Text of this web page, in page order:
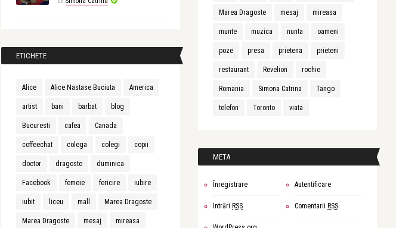
ETICHETE
Alice Alice Nastase Buciuta America
artist bani barbat blog
Bucuresti cafea Canada
coffeechat colega colegi copii
doctor dragoste duminica
Facebook femeie fericire iubire
iubit liceu mall Marea Dragoste
Marea Dragoste mesaj mireasa
Marea Dragoste mesaj mireasa
munte muzica nunta oameni
poze presa prietena prieteni
restaurant Revelion rochie
Romania Simona Catrina Tango
telefon Toronto viata
META
Înregistrare Autentificare
Intrări RSS Comentarii RSS